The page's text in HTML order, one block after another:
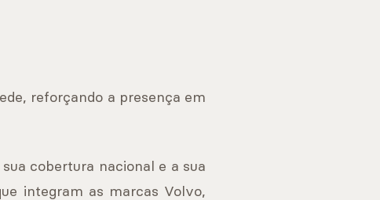
reforçando a presença em
cobertura nacional e a sua
integram as marcas Volvo,